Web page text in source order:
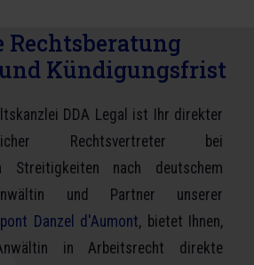
Kündigungsfrist
DDA Legal ist Ihr direkter
Rechtsvertreter bei
Streitigkeiten nach deutschem
und Partner unserer
Danzel d'Aumont, bietet Ihnen,
in Arbeitsrecht direkte